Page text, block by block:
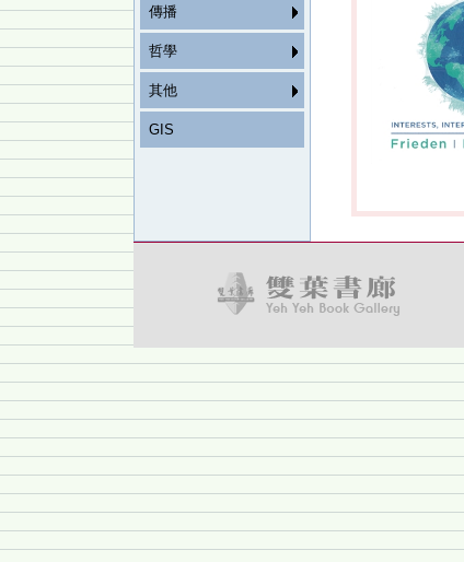
傳播
哲學
其他
GIS